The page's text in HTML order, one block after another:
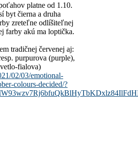
platne od 1.10.
byt čierna a druha
zreteľne odlíšiteľnej
farby akú ma loptička.
tradičnej červenej aj:
purpurova (purple),
fialova)
02/03/emotional-
colours-decided/?